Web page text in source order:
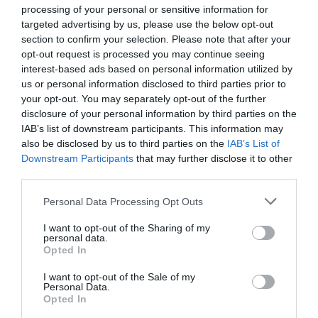
processing of your personal or sensitive information for
targeted advertising by us, please use the below opt-out
section to confirm your selection. Please note that after your
opt-out request is processed you may continue seeing
interest-based ads based on personal information utilized by
us or personal information disclosed to third parties prior to
your opt-out. You may separately opt-out of the further
disclosure of your personal information by third parties on the
IAB’s list of downstream participants. This information may
also be disclosed by us to third parties on the IAB’s List of
Downstream Participants that may further disclose it to other
Personal Data Processing Opt Outs
I want to opt-out of the Sharing of my
personal data.
Opted In
I want to opt-out of the Sale of my
Personal Data.
Opted In
packaging waste , un indicador que compara lo
que se genera y lo que se recicla. España es el
sexto país de la Unión Europea que genera más
residuos de envases y embalajes per cápita. Y, en
cuanto a tasa de reciclaje, se sitúa en la media
europea.
También podemos mirar la huella de agua versus
la disponibilidad de este recurso. Y en este caso,
tenemos un grave problema. En energía
de la energía eléctrica que consumimos en
España procede de fuentes renovables.
Otro indicador que nos puede servir es mirar la